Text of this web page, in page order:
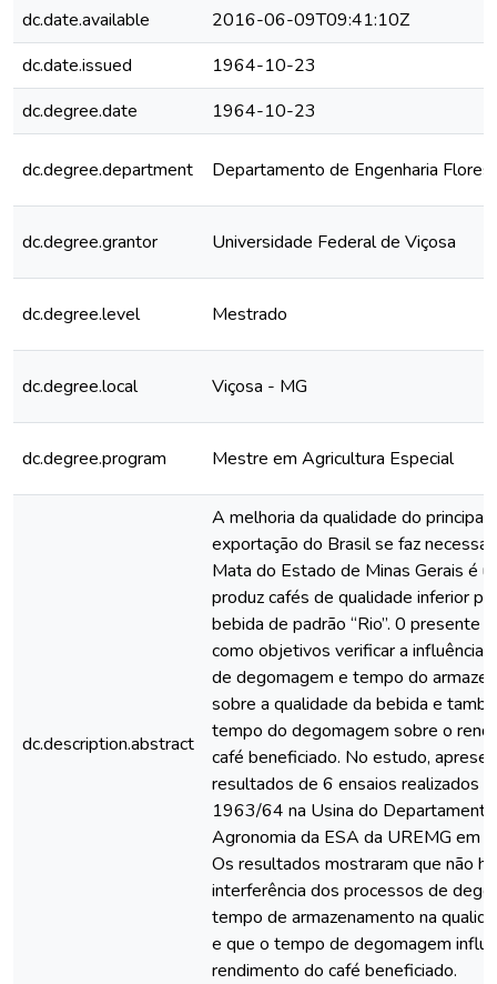
dc.date.available
2016-06-09T09:41:10Z
dc.date.issued
1964-10-23
dc.degree.date
1964-10-23
dc.degree.department Departamento de Engenharia
dc.degree.grantor Universidade Federal de Viçosa
dc.degree.level Mestrado
dc.degree.local Viçosa - MG
dc.degree.program Mestre em Agricultura Especial
dc.description.abstract
A melhoria da qualidade do principal
exportação do Brasil se faz
Mata do Estado de Minas Gerais é
produz cafés de qualidade inferior
bebida de padrão “Rio”. 0 presente
como objetivos verificar a influência
de degomagem e tempo do
sobre a qualidade da bebida e
tempo do degomagem sobre o
café beneficiado. No estudo,
resultados de 6 ensaios realizados
1963/64 na Usina do
Agronomia da ESA da UREMG em
Os resultados mostraram que não
interferência dos processos de
tempo de armazenamento na
e que o tempo de degomagem
rendimento do café beneficiado.